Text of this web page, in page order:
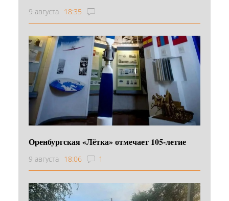
9 августа 18:35
Оренбургская «Лётка» отмечает 105-летие
9 августа 18:06 1